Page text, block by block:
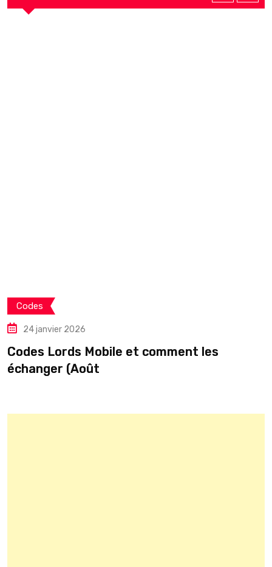
Codes
24 janvier 2026
Codes Lords Mobile et comment les
échanger (Août